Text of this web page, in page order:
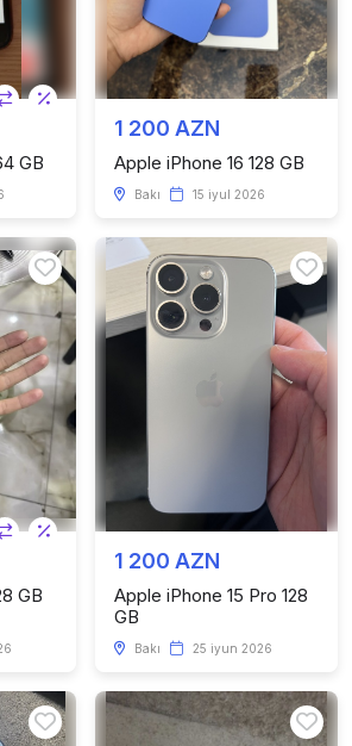
GB
1 200 AZN
Apple iPhone 16 128 GB
Bakı 15 iyul 2026
GB
1 200 AZN
Apple iPhone 15 Pro 128
GB
Bakı 25 iyun 2026